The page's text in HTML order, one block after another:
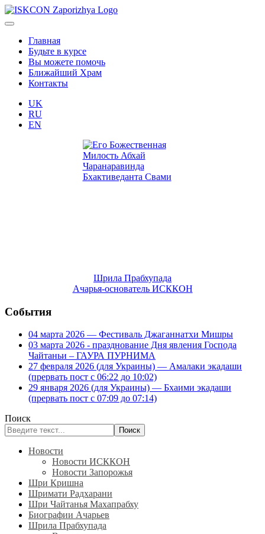
Главная
Будьте в курсе
Вы можете помочь
Ближайший Храм
Контакты
UK
RU
EN
Шрила Прабхупада
Ачарья-основатель ИСККОН
События
04 марта 2026 — Фестиваль Джаганнатхи Мишры
03 марта 2026 - празднование Дня явления Господа
Чайтаньи – ГАУРА ПУРНИМА
27 февраля 2026 (для Украины) — Амалаки экадаши
(прервать пост с 06:22 до 10:02)
29 января 2026 (для Украины) — Бхаими экадаши
(прервать пост с 07:09 до 07:14)
Поиск
Поиск
Новости
Новости ИСККОН
Новости Запорожья
Шри Кришна
Шримати Радхарани
Шри Чайтанья Махапрабху
Биографии Ачарьев
Шрила Прабхупада